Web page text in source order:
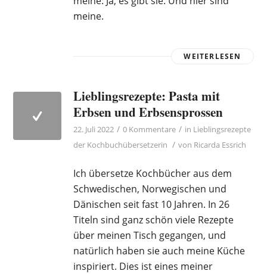
meine.
WEITERLESEN
Lieblingsrezepte: Pasta mit
Erbsen und Erbsensprossen
22. Juli 2022 / 0 Kommentare / in Lieblingsrezepte
der Kochbuchübersetzerin / von Ricarda Essrich
Ich übersetze Kochbücher aus dem
Schwedischen, Norwegischen und
Dänischen seit fast 10 Jahren. In 26
Titeln sind ganz schön viele Rezepte
über meinen Tisch gegangen, und
natürlich haben sie auch meine Küche
inspiriert. Dies ist eines meiner